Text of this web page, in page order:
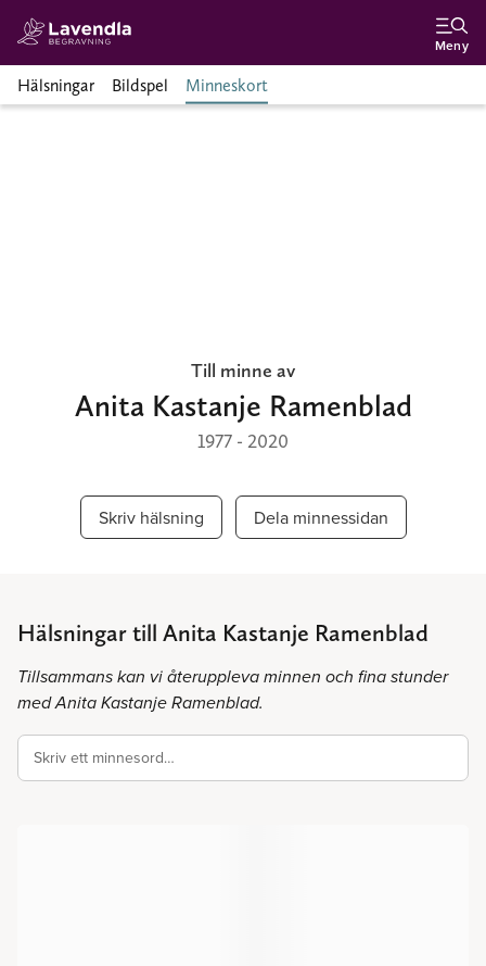
Meny
Hälsningar Bildspel Minneskort
Till minne av
Anita Kastanje Ramenblad
1977 - 2020
Skriv hälsning Dela minnessidan
Hälsningar till Anita Kastanje Ramenblad
Tillsammans kan vi återuppleva minnen och fina stunder
med Anita Kastanje Ramenblad.
Skriv ett minnesord…